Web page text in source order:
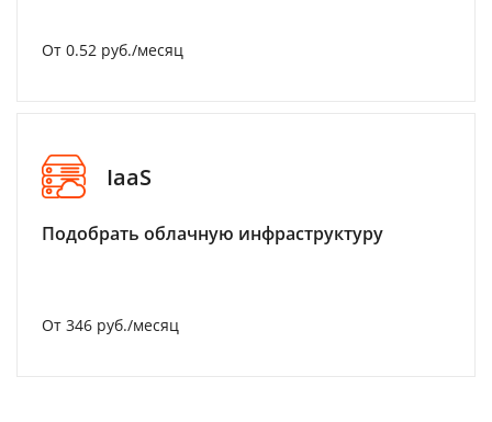
От 0.52 руб./месяц
IaaS
Подобрать облачную инфраструктуру
От 346 руб./месяц